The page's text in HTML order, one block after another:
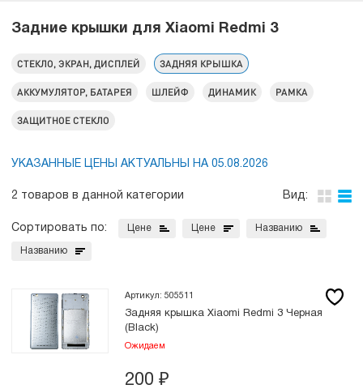
Задние крышки для Xiaomi Redmi 3
СТЕКЛО, ЭКРАН, ДИСПЛЕЙ ЗАДНЯЯ КРЫШКА
АККУМУЛЯТОР, БАТАРЕЯ ШЛЕЙФ ДИНАМИК РАМКА
ЗАЩИТНОЕ СТЕКЛО
УКАЗАННЫЕ ЦЕНЫ АКТУАЛЬНЫ НА 05.08.2026
2 товаров в данной категории Вид:
Сортировать по: Цене Цене Названию
Названию
Артикул: 505511
Задняя крышка Xiaomi Redmi 3 Черная
(Black)
Ожидаем
200 ₽